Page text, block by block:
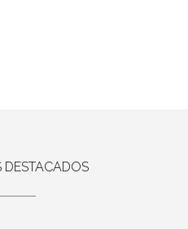
DESTACADOS